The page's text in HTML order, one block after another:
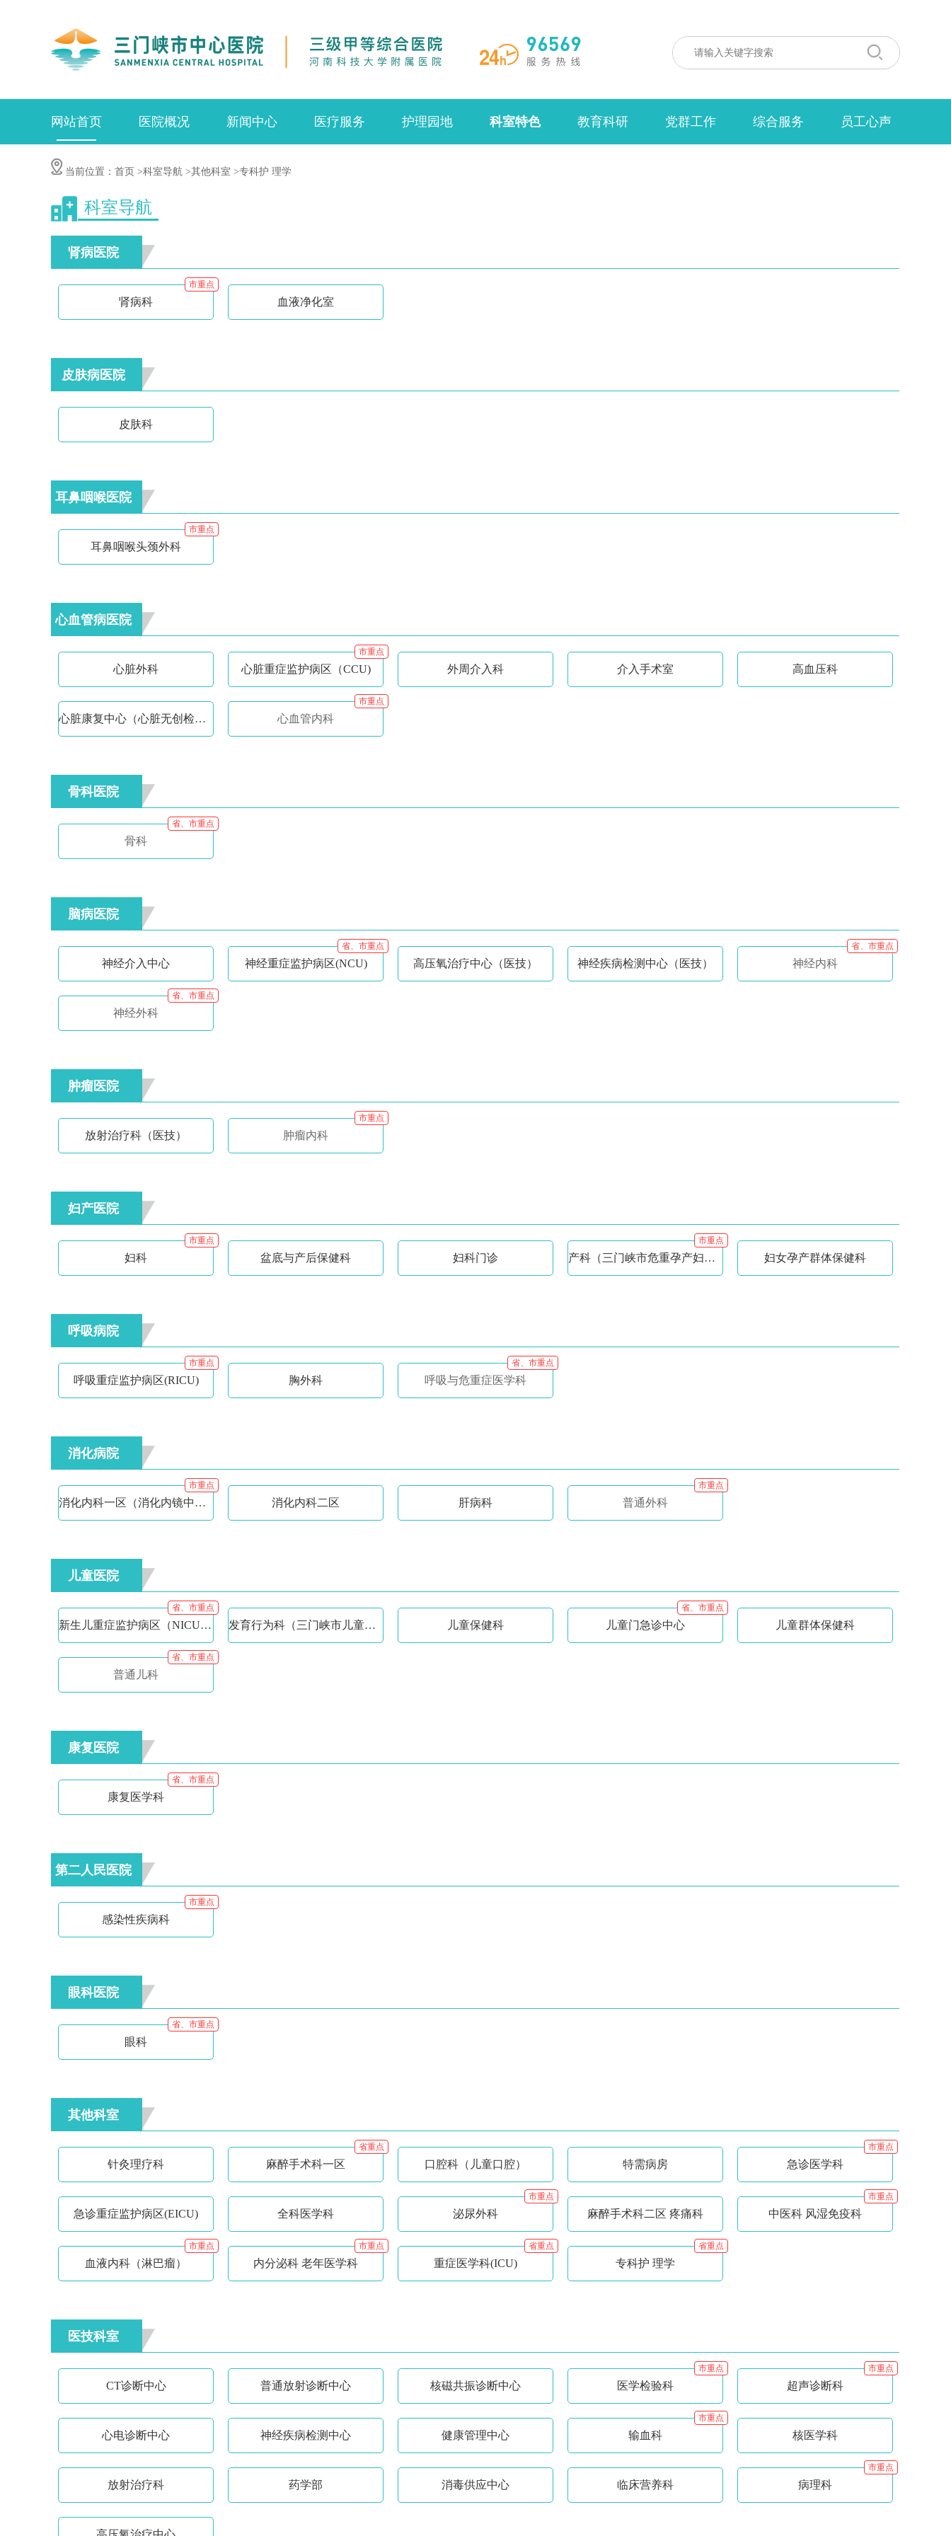
网站首页 医院概况 新闻中心 医疗服务 护理园地 科室特色 教育科研 党群工作 综合服务 员工心声
当前位置： 首页 >科室导航 >其他科室 >专科护 理学
科室导航
肾病医院
肾病科
市重点
血液净化室
皮肤病医院
皮肤科
耳鼻咽喉医院
耳鼻咽喉头颈外科
市重点
心血管病医院
心脏外科 心脏重症监护病区（CCU)
市重点
外周介入科 介入手术室 高血压科
心脏康复中心（心脏无创检查室） 心血管内科
市重点
骨科医院
骨科
省、市重点
脑病医院
神经介入中心 神经重症监护病区(NCU)
省、市重点
高压氧治疗中心（医技） 神经疾病检测中心（医技） 神经内科
省、市重点
神经外科
省、市重点
肿瘤医院
放射治疗科（医技） 肿瘤内科
市重点
妇产医院
妇科
市重点
盆底与产后保健科 妇科门诊 产科（三门峡市危重孕产妇救治中心）
市重点
妇女孕产群体保健科
呼吸病院
呼吸重症监护病区(RICU)
市重点
胸外科 呼吸与危重症医学科
省、市重点
消化病院
消化内科一区（消化内镜中心）
市重点
消化内科二区 肝病科 普通外科
市重点
儿童医院
新生儿重症监护病区（NICU）/儿童重症监护病区（PICU）
省、市重点
发育行为科（三门峡市儿童心理行为中心） 儿童保健科 儿童门急诊中心
省、市重点
儿童群体保健科
普通儿科
省、市重点
康复医院
康复医学科
省、市重点
第二人民医院
感染性疾病科
市重点
眼科医院
眼科
省、市重点
其他科室
针灸理疗科 麻醉手术科一区
省重点
口腔科（儿童口腔） 特需病房 急诊医学科
市重点
急诊重症监护病区(EICU) 全科医学科 泌尿外科
市重点
麻醉手术科二区 疼痛科 中医科 风湿免疫科
市重点
血液内科（淋巴瘤）
市重点
内分泌科 老年医学科
市重点
重症医学科(ICU)
省重点
专科护 理学
省重点
医技科室
CT诊断中心 普通放射诊断中心 核磁共振诊断中心 医学检验科
市重点
超声诊断科
市重点
心电诊断中心 神经疾病检测中心 健康管理中心 输血科
市重点
核医学科
放射治疗科 药学部 消毒供应中心 临床营养科 病理科
市重点